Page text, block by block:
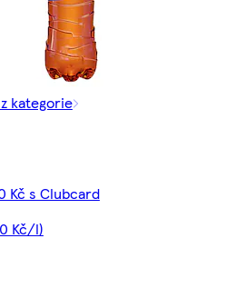
kategorie
Kč s Clubcard
Kč/l)